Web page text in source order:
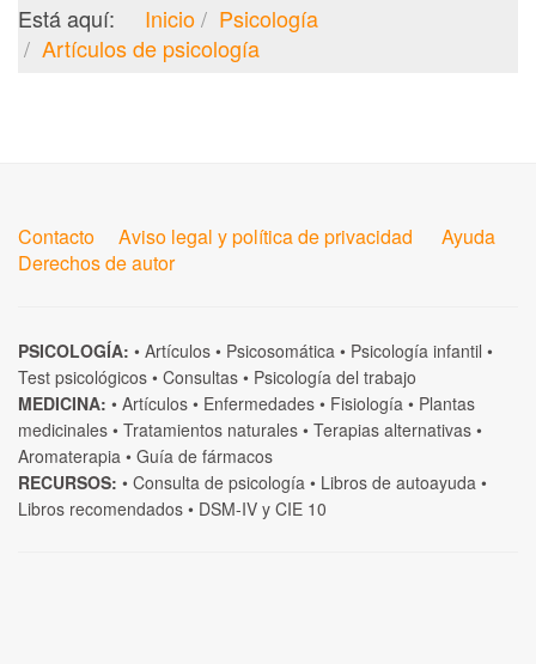
Está aquí: Inicio
Psicología
Artículos de psicología
Contacto Aviso legal y política de privacidad
Ayuda
Derechos de autor
PSICOLOGÍA: • Artículos • Psicosomática • Psicología infantil •
Test psicológicos • Consultas • Psicología del trabajo
MEDICINA: • Artículos • Enfermedades • Fisiología • Plantas
medicinales • Tratamientos naturales • Terapias alternativas •
Aromaterapia • Guía de fármacos
RECURSOS: • Consulta de psicología • Libros de autoayuda •
Libros recomendados • DSM-IV y CIE 10